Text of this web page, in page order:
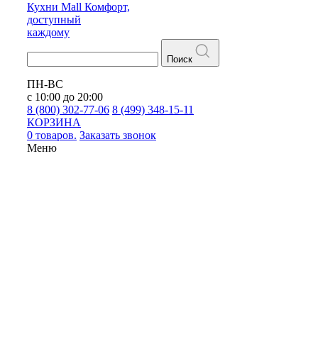
Кухни Mall Комфорт,
доступный
каждому
Поиск
ПН-ВС
с 10:00 до 20:00
8 (800) 302-77-06 8 (499) 348-15-11
КОРЗИНА
0 товаров. Заказать звонок
Меню